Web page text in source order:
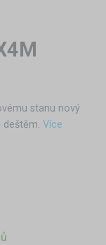
stanu nový
deštěm. Více